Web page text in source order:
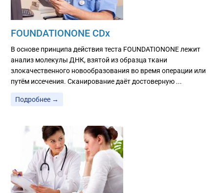
FOUNDATIONONE CDx
В основе принципа действия теста FOUNDATIONONE лежит
анализ молекулы ДНК, взятой из образца ткани
злокачественного новообразования во время операции или
путём иссечения. Сканирование даёт достоверную ...
Подробнее →